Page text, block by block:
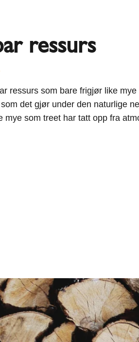
ressurs
ressurs som bare frigjør like mye
det gjør under den naturlige
mye som treet har tatt opp fra